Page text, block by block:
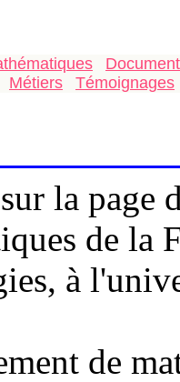
Métiers Témoignages
la page
de la
à
de